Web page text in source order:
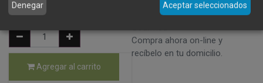
12,50€
Agregar al carrito
Disfruta de nuestros productos
Compra ahora on-line y
recíbelo en tu domicilio.
Denegar Aceptar seleccionados